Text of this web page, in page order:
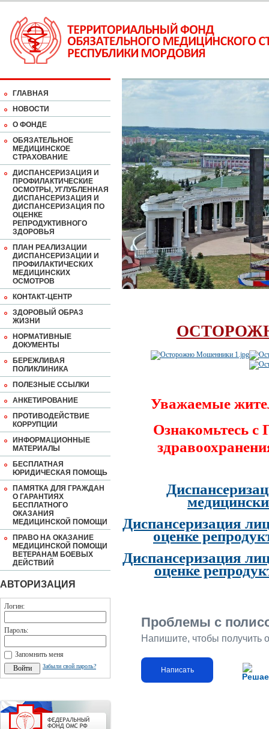
ГЛАВНАЯ
НОВОСТИ
О ФОНДЕ
ОБЯЗАТЕЛЬНОЕ
МЕДИЦИНСКОЕ
СТРАХОВАНИЕ
ДИСПАНСЕРИЗАЦИЯ И
ПРОФИЛАКТИЧЕСКИЕ
ОСМОТРЫ, УГЛУБЛЕННАЯ
ДИСПАНСЕРИЗАЦИЯ И
ДИСПАНСЕРИЗАЦИЯ ПО
ОЦЕНКЕ
РЕПРОДУКТИВНОГО
ЗДОРОВЬЯ
ПЛАН РЕАЛИЗАЦИИ
ДИСПАНСЕРИЗАЦИИ И
ПРОФИЛАКТИЧЕСКИХ
МЕДИЦИНСКИХ
ОСМОТРОВ
КОНТАКТ-ЦЕНТР
ЗДОРОВЫЙ ОБРАЗ
ЖИЗНИ
НОРМАТИВНЫЕ
ДОКУМЕНТЫ
БЕРЕЖЛИВАЯ
ПОЛИКЛИНИКА
ПОЛЕЗНЫЕ ССЫЛКИ
АНКЕТИРОВАНИЕ
ПРОТИВОДЕЙСТВИЕ
КОРРУПЦИИ
ИНФОРМАЦИОННЫЕ
МАТЕРИАЛЫ
БЕСПЛАТНАЯ
ЮРИДИЧЕСКАЯ ПОМОЩЬ
ПАМЯТКА ДЛЯ ГРАЖДАН
О ГАРАНТИЯХ
БЕСПЛАТНОГО
ОКАЗАНИЯ
МЕДИЦИНСКОЙ ПОМОЩИ
ПРАВО НА ОКАЗАНИЕ
МЕДИЦИНСКОЙ ПОМОЩИ
ВЕТЕРАНАМ БОЕВЫХ
ДЕЙСТВИЙ
АВТОРИЗАЦИЯ
Логин:
Пароль:
Запомнить меня
Забыли свой пароль?
Уважаемые
Ознакомьтесь
Диспансеризация
оценке
Диспансеризация
оценке
Проблемы с
Напишите, чтобы получить
Написать